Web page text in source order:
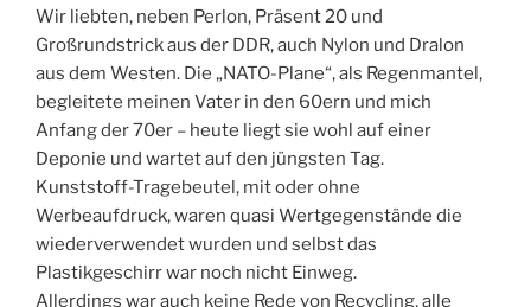
Wir liebten, neben Perlon, Präsent 20 und
Großrundstrick aus der DDR, auch Nylon und Dralon
aus dem Westen. Die „NATO-Plane“, als Regenmantel,
begleitete meinen Vater in den 60ern und mich
Anfang der 70er – heute liegt sie wohl auf einer
Deponie und wartet auf den jüngsten Tag.
Kunststoff-Tragebeutel, mit oder ohne
Werbeaufdruck, waren quasi Wertgegenstände die
wiederverwendet wurden und selbst das
Plastikgeschirr war noch nicht Einweg.
Allerdings war auch keine Rede von Recycling, alle